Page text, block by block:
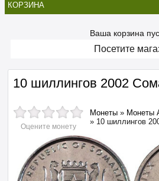
КОРЗИНА
Ваша корзина
Посетите
10 шиллингов 2002
Оцените монету
Монеты » Монеты
» 10 шиллингов